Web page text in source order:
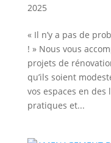
2025
« Il n’y a pas de
! » Nous vous
projets de
qu’ils soient
vos espaces en
pratiques et...